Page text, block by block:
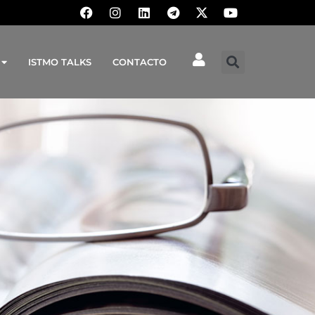
ISTMO TALKS CONTACTO